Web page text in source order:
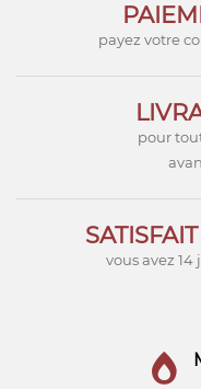
payez votre
pour
vous avez